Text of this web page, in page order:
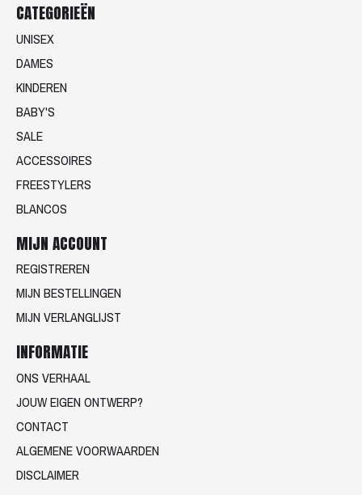
CATEGORIEËN
UNISEX
DAMES
KINDEREN
BABY'S
SALE
ACCESSOIRES
FREESTYLERS
BLANCOS
MIJN ACCOUNT
REGISTREREN
MIJN BESTELLINGEN
MIJN VERLANGLIJST
INFORMATIE
ONS VERHAAL
JOUW EIGEN ONTWERP?
CONTACT
ALGEMENE VOORWAARDEN
DISCLAIMER